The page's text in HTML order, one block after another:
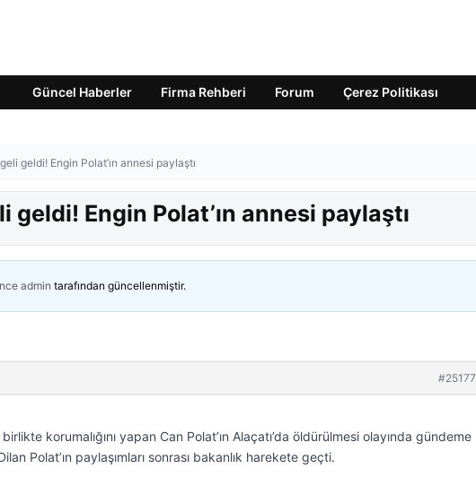
Güncel Haberler Firma Rehberi Forum Çerez Politikası
geldi! Engin Polat’ın annesi paylaştı
geldi! Engin Polat’ın annesi paylaştı
admin tarafından güncellenmiştir.
#25177
korumalığını yapan Can Polat’ın Alaçatı’da öldürülmesi olayında gündeme
Polat’ın paylaşımları sonrası bakanlık harekete geçti.